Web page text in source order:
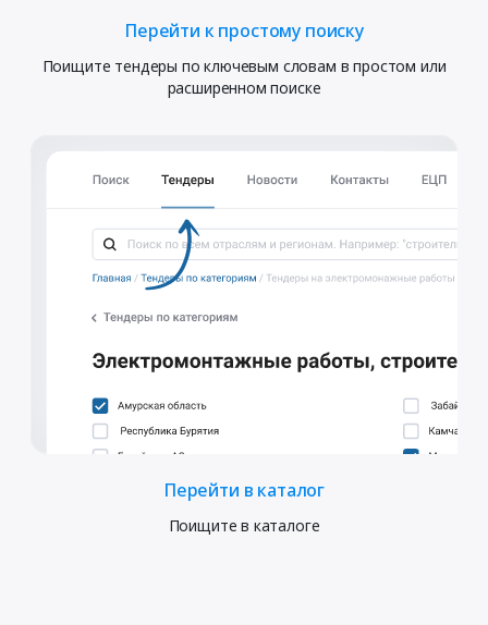
Перейти к простому поиску
Поищите тендеры по ключевым словам в простом или
расширенном поиске
Перейти в каталог
Поищите в каталоге